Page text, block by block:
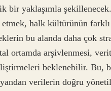
bir yaklaşımla
halk kültürünün
bu alanda daha çok
ortamda arşivlenmesi,
beklenebilir.
verilerin doğru